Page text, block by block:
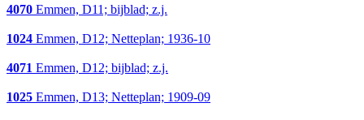
4070 Emmen, D11; bijblad; z.j.
1024 Emmen, D12; Netteplan; 1936-10
4071 Emmen, D12; bijblad; z.j.
1025 Emmen, D13; Netteplan; 1909-09